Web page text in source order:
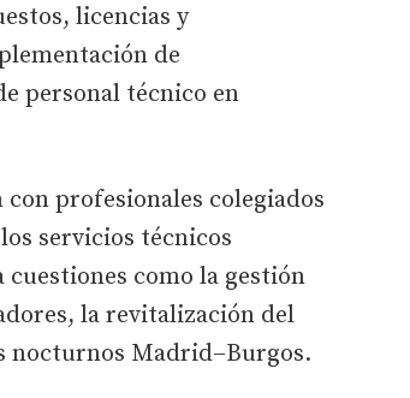
licencias y
de
personal técnico en
profesionales colegiados
servicios técnicos
como la gestión
la revitalización del
nocturnos Madrid–Burgos.